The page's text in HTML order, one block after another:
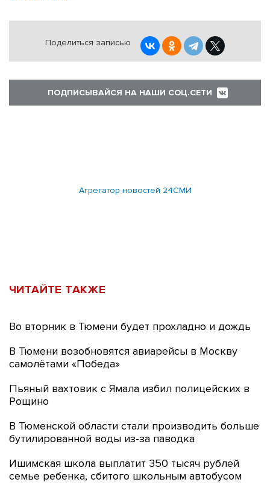
Поделиться записью
ПОДПИСЫВАЙСЯ НА НАШИ СОЦ.СЕТИ
Агрегатор новостей 24СМИ
ЧИТАЙТЕ ТАКЖЕ
Во вторник в Тюмени будет прохладно и дождь
В Тюмени возобновятся авиарейсы в Москву
самолётами «Победа»
Пьяный вахтовик с Ямала избил полицейских в
Рощино
В Тюменской области стали производить больше
бутилированной воды из-за паводка
Ишимская школа выплатит 350 тысяч рублей
семье ребенка, сбитого школьным автобусом